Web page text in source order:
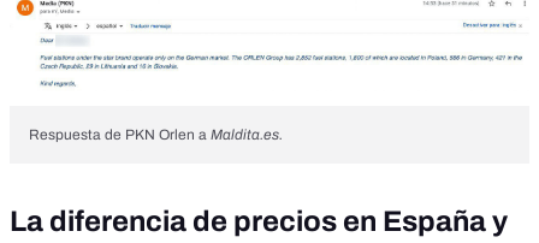
Respuesta de PKN Orlen a Maldita.es.
La diferencia de precios en España y